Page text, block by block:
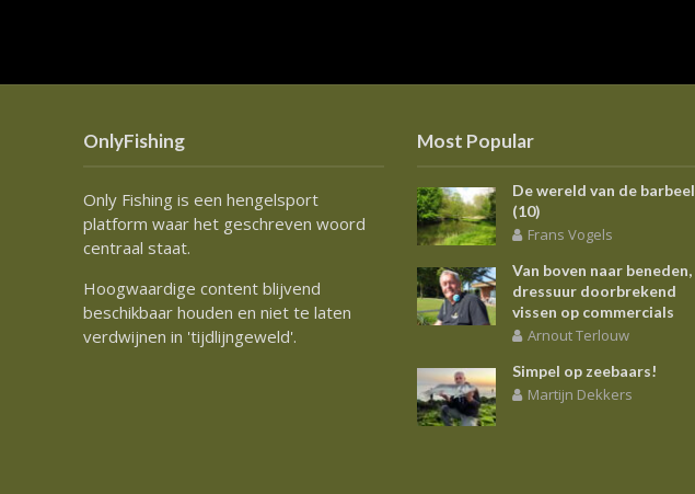
OnlyFishing
Only Fishing is een hengelsport
platform waar het geschreven woord
centraal staat.
Hoogwaardige content blijvend
beschikbaar houden en niet te laten
verdwijnen in 'tijdlijngeweld'.
Most Popular
De wereld van de barbeel
(10)
Frans Vogels
Van boven naar beneden,
dressuur doorbrekend
vissen op commercials
Arnout Terlouw
Simpel op zeebaars!
Martijn Dekkers